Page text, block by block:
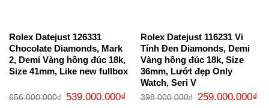
Rolex Datejust 126331
Chocolate Diamonds, Mark
2, Demi Vàng hồng đúc 18k,
Size 41mm, Like new fullbox
656.000.000₫
Giá
gốc
539.000.000₫Giá
hiện
Rolex Datejust 116231 Vi
Tính Đen Diamonds, Demi
Vàng hồng đúc 18k, Size
36mm, Lướt đẹp Only
Watch, Seri V
398.000.000₫
Giá
gốc
259.000.000₫